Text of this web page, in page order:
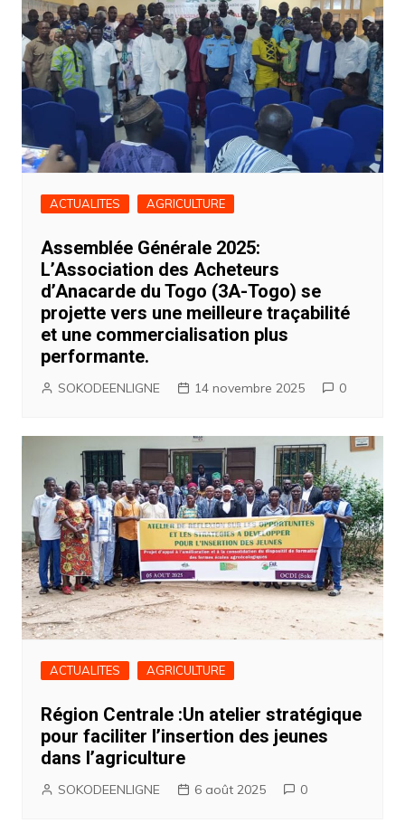
ACTUALITES AGRICULTURE
Assemblée Générale 2025:
L’Association des Acheteurs
d’Anacarde du Togo (3A-Togo) se
projette vers une meilleure traçabilité
et une commercialisation plus
performante.
SOKODEENLIGNE 14 novembre 2025 0
ACTUALITES AGRICULTURE
Région Centrale :Un atelier stratégique
pour faciliter l’insertion des jeunes
dans l’agriculture
SOKODEENLIGNE 6 août 2025 0